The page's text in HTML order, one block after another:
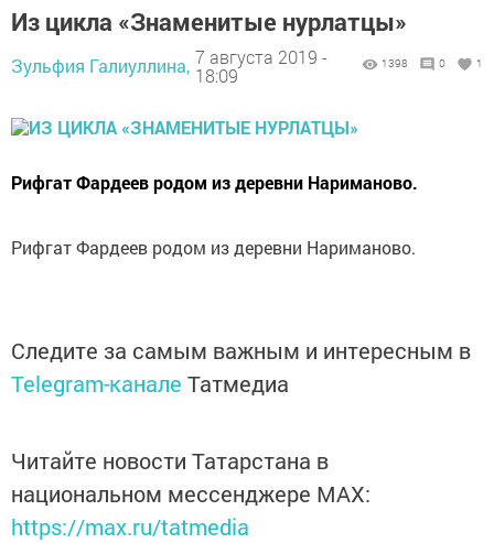
Из цикла «Знаменитые нурлатцы»
Зульфия Галиуллина, 7 августа 2019 -
18:09
1398 0 1
Рифгат Фардеев родом из деревни Нариманово.
Рифгат Фардеев родом из деревни Нариманово.
Следите за самым важным и интересным в
Telegram-канале Татмедиа
Читайте новости Татарстана в
национальном мессенджере MАХ:
https://max.ru/tatmedia